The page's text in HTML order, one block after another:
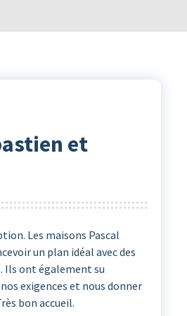
et
Les maisons Pascal
un plan idéal avec des
Ils ont également su
exigences et nous donner
bon accueil.